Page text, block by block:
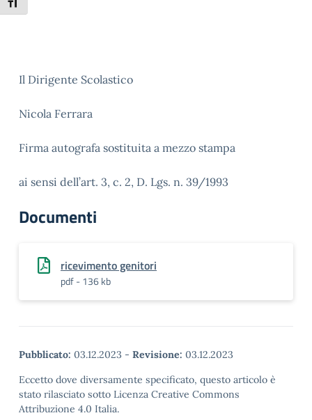
Attiva/disattiva dimensione testo
Il Dirigente Scolastico
Nicola Ferrara
Firma autografa sostituita a mezzo stampa
ai sensi dell’art. 3, c. 2, D. Lgs. n. 39/1993
Documenti
ricevimento genitori
pdf - 136 kb
Pubblicato: 03.12.2023 - Revisione: 03.12.2023
Eccetto dove diversamente specificato, questo articolo è
stato rilasciato sotto Licenza Creative Commons
Attribuzione 4.0 Italia.